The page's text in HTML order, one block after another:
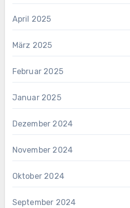
April 2025
März 2025
Februar 2025
Januar 2025
Dezember 2024
November 2024
Oktober 2024
September 2024